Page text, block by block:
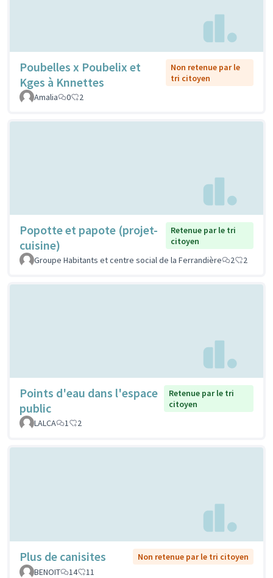
Poubelles x Poubelix et
Kges à Knnettes
Non retenue par le
tri citoyen
Amalia
0 2
Popotte et papote (projet-
cuisine)
Retenue par le tri
citoyen
Groupe Habitants et centre social de la Ferrandière
2 2
Points d'eau dans l'espace
public
Retenue par le tri
citoyen
LALCA
1 2
Plus de canisites
Non retenue par le tri citoyen
BENOIT
14 11